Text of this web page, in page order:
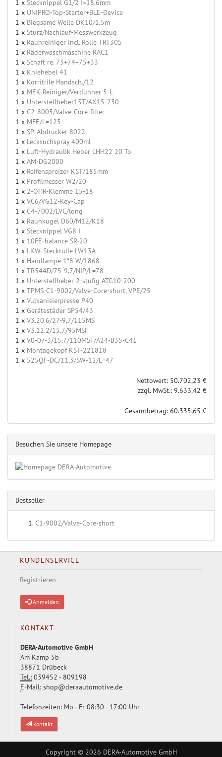
1 x Stecknippel G1/2 I=18,6mm
1 x UNIPRO-Top-Starter+BLE-Device
1 x Biegsame Welle DK10/1,5m
1 x Sturz/Nachlauf-Messwerkzeug
1 x Rauhreiniger incl. Rolle TRT30S
1 x Räderwaschmaschine RAC1
1 x Schaft re. 73+74+75+33
1 x Kniehebel 41
1 x Korritrile Handsch./12
1 x MEK-Reiniger/Verdünner 5-L
1 x Unterstellheber15T/AX15-230
1 x C2-8005/Valve-Core-filter
1 x MFE/L=125
1 x SP-Abdrücker 8022
1 x Lecksuchspray 400ml
1 x Luft-Hydraulik Heber LHH22 20 To
1 x AM-DG2000
1 x Reifenspreizer KST/185mm
1 x Profilmesser W2/20
1 x 2-OHR-Klemme 15-18
1 x VC6/VG12-Key-Cap
1 x C4-7002/LVC/long
1 x Rauhkugel D60/M12/K18
1 x Stecknippel VG8 I
1 x 10FE-balance SR-20
1 x LKW-Stecktülle LW13A
1 x Handlampe 1*8 W/1868
1 x TR544D/75-9,7/NIP/L=78
1 x Unterstellheber 2-stufig ATG10-200
1 x TPMS-C1-9002/Valve-Core-short, VPE/25
1 x Vulkanisierpresse P40
1 x Gerätestäder SP54/43
1 x V3.20.6/27-9,7/115MS
1 x V3.12.2/15,7/95MSF
1 x V0-07-3/15,7/110MSF/A24-B35-C41
1 x Montagekopf KST-221818
1 x 525QF-DC/11,3/SW-12/L=47
Nettowert: 50.702,23 €
zzgl. MwSt.: 9.633,42 €
Gesamtbetrag: 60.335,65 €
Besuchen Sie unsere Homepage
Bestseller
C1-9002/Valve-Core-short
KUNDENSERVICE
Registrieren
Anmelden
KONTAKT
DERA-Automotive GmbH
Am Kamp 5b
38871 Drübeck
Tel.: 039452 - 809198
E-Mail: shop@deraautomotive.de
Telefonzeiten: Mo - Fr 08:30 - 17:00 Uhr
Kontakt
Copyright © 2026 DERA-Automotive GmbH